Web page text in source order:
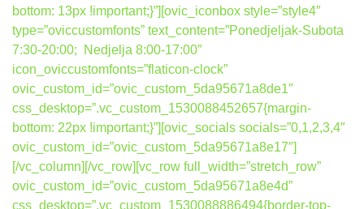
bottom: 13px !important;}”][ovic_iconbox style=”style4″
type=”oviccustomfonts” text_content=”Ponedjeljak-Subota
7:30-20:00; Nedjelja 8:00-17:00″
icon_oviccustomfonts=”flaticon-clock”
ovic_custom_id=”ovic_custom_5da95671a8de1″
css_desktop=”.vc_custom_1530088452657{margin-
bottom: 22px !important;}”][ovic_socials socials=”0,1,2,3,4″
ovic_custom_id=”ovic_custom_5da95671a8e17″]
[/vc_column][/vc_row][vc_row full_width=”stretch_row”
ovic_custom_id=”ovic_custom_5da95671a8e4d”
css_desktop=”.vc_custom_1530088886494{border-top-